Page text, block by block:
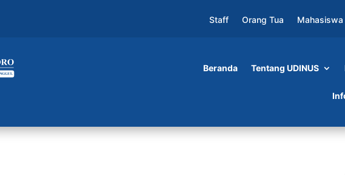
Staff Orang Tua Mahasiswa
Beranda Tentang UDINUS